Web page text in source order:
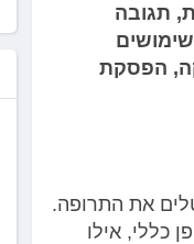
תגובה
הפסקת
את התרופה.
כללי, אילו